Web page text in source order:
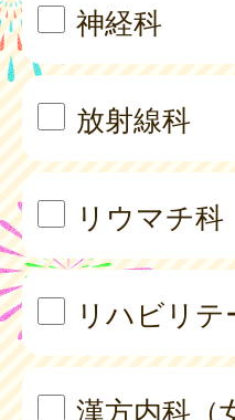
神経科
放射線科
リウマチ科
リハビリ
漢方内科（